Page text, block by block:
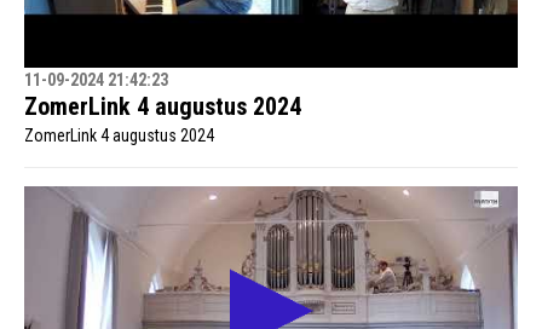
11-09-2024 21:42:23
ZomerLink 4 augustus 2024
ZomerLink 4 augustus 2024